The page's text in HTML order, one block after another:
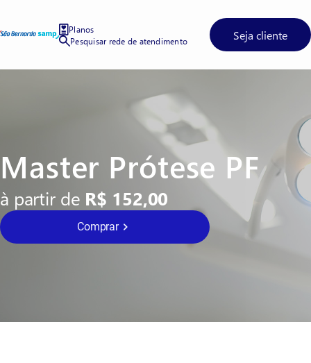
Planos
Pesquisar rede de atendimento
Seja cliente
Master Prótese PF
à partir de R$ 152,00
Comprar